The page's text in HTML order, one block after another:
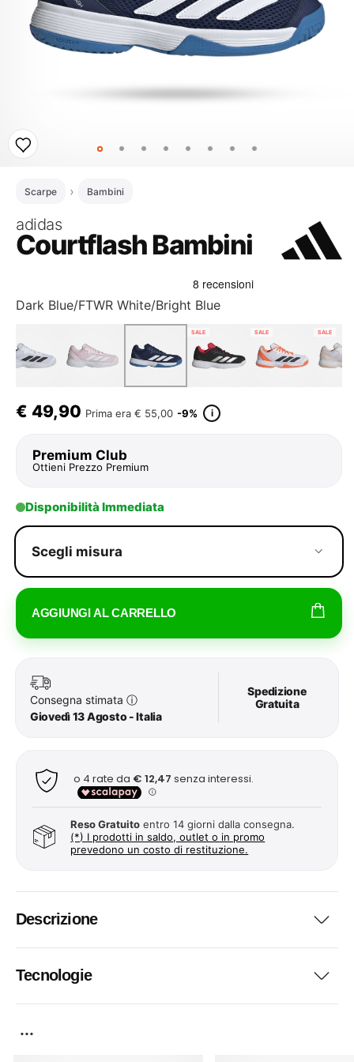
Scarpe Bambini
adidas
Courtflash Bambini
Dark Blue/FTWR White/Bright Blue
SALE SALE SALE
€ 49,90 Prima era € 55,00 -9% i
Premium Club
Ottieni Prezzo Premium
Disponibilità Immediata
Scegli misura
AGGIUNGI AL CARRELLO
Consegna stimata ⓘ
Giovedì 13 Agosto - Italia
Spedizione
Gratuita
Reso Gratuito entro 14 giorni dalla consegna.
(*) I prodotti in saldo, outlet o in promo
prevedono un costo di restituzione.
Descrizione
Tecnologie
...